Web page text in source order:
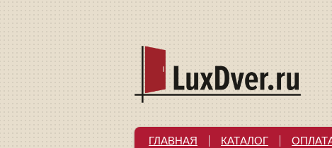
ГЛАВНАЯ КАТАЛОГ